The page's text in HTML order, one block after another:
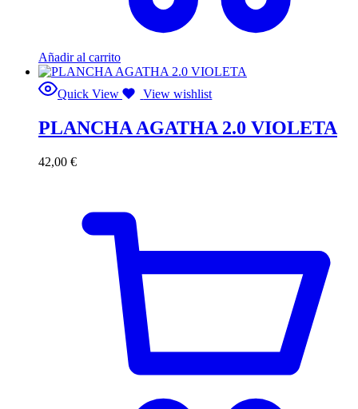
Añadir al carrito
Quick View View wishlist
PLANCHA AGATHA 2.0 VIOLETA
42,00 €